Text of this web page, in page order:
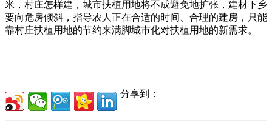
米，村庄怎样建，城市扶植用地将不成避免地扩张，建材下乡
要向危房倾斜，指导农人正在合适的时间、合理的建房，只能
靠村庄扶植用地的节约来满脚城市化对扶植用地的新需求。
分享到：